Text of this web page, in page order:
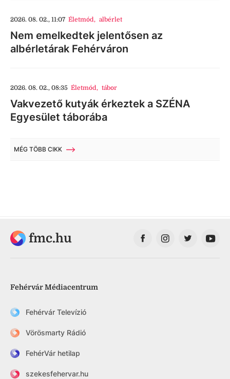
2026. 08. 02., 11:07 Életmód, albérlet
Nem emelkedtek jelentősen az
albérletárak Fehérváron
2026. 08. 02., 08:35 Életmód, tábor
Vakvezető kutyák érkeztek a SZÉNA
Egyesület táborába
MÉG TÖBB CIKK
fmc.hu
Fehérvár Médiacentrum
Fehérvár Televízió
Vörösmarty Rádió
FehérVár hetilap
szekesfehervar.hu